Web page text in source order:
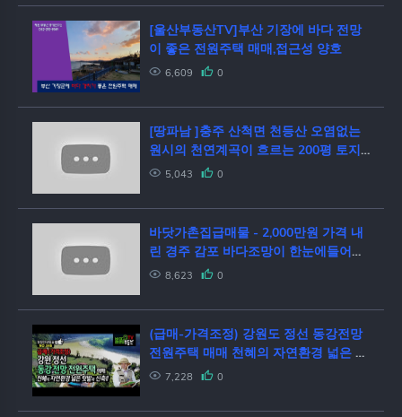
[울산부동산TV]부산 기장에 바다 전망
이 좋은 전원주택 매매,접근성 양호
6,609 0
[땅파남 ]충주 산척면 천등산 오염없는
원시의 천연계곡이 흐르는 200평 토지
매매 산등성이 내려다보는 전망이 좋은
전원주택 주말주택용 계곡땅
5,043 0
바닷가촌집급매물 - 2,000만원 가격 내
린 경주 감포 바다조망이 한눈에들어오
는 촌집 매매 - 세컨하우스로 추천 합니
8,623 0
(급매-가격조정) 강원도 정선 동강전망
전원주택 매매 천혜의 자연환경 넓은 텃
밭의 정선부동산 - 발품부동산TV
7,228 0